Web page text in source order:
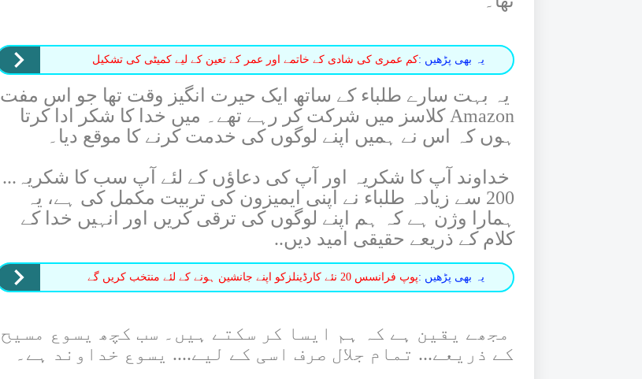
یہ بھی پڑھیں :کم عمری کی شادی کے خاتمے اور عمر کے تعین کے لیے کمیٹی کی تشکیل
یہ بہت سارے طلباء کے ساتھ ایک حیرت انگیز وقت تھا جو اس مفت
Amazon کلاسز میں شرکت کر رہے تھے۔ میں خدا کا شکر ادا کرتا
ہوں کہ اس نے ہمیں اپنے لوگوں کی خدمت کرنے کا موقع دیا۔
خداوند آپ کا شکریہ اور آپ کی دعاؤں کے لئے آپ سب کا شکریہ...
200 سے زیادہ طلباء نے اپنی ایمیزون کی تربیت مکمل کی ہے، یہ
ہمارا وژن ہے کہ ہم اپنے لوگوں کی ترقی کریں اور انہیں خدا کے
کلام کے ذریعے حقیقی امید دیں..
یہ بھی پڑھیں :پوپ فرانسس 20 نئے کارڈینلزکو اپنے جانشین ہونے کے لئے منتخب کریں گے
مجھے یقین ہے کہ ہم ایسا کر سکتے ہیں۔ سب کچھ یسوع مسیح
کے ذریعے... تمام جلال صرف اسی کے لیے.... یسوع خداوند ہے۔